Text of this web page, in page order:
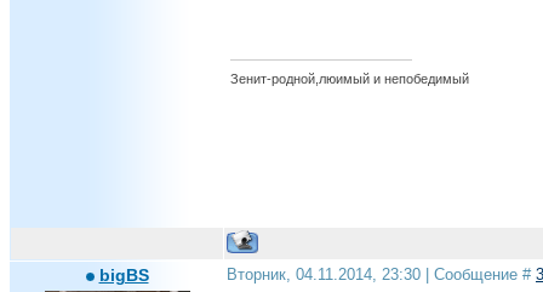
Зенит-родной,люимый и непобедимый
bigBS Вторник, 04.11.2014, 23:30 | Сообщение # 3